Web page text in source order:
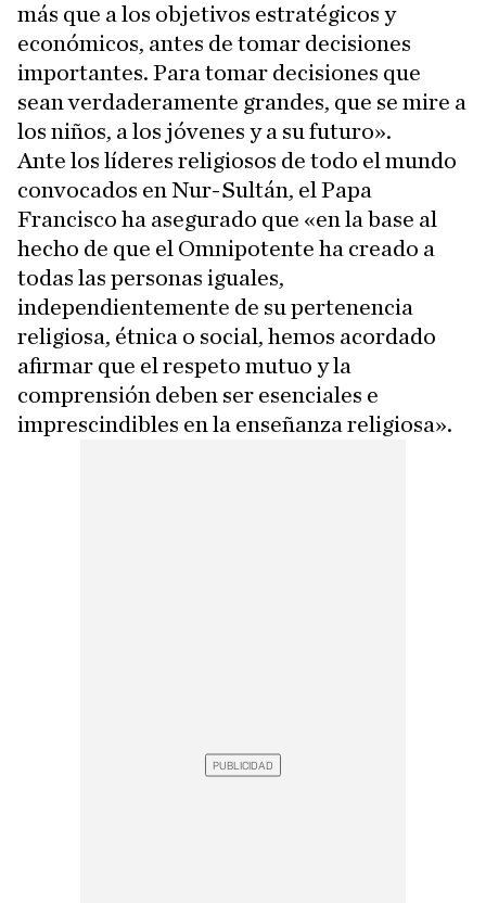
más que a los objetivos estratégicos y
económicos, antes de tomar decisiones
importantes. Para tomar decisiones que
sean verdaderamente grandes, que se mire a
los niños, a los jóvenes y a su futuro».
Ante los líderes religiosos de todo el mundo
convocados en Nur-Sultán, el Papa
Francisco ha asegurado que «en la base al
hecho de que el Omnipotente ha creado a
todas las personas iguales,
independientemente de su pertenencia
religiosa, étnica o social, hemos acordado
afirmar que el respeto mutuo y la
comprensión deben ser esenciales e
imprescindibles en la enseñanza religiosa».